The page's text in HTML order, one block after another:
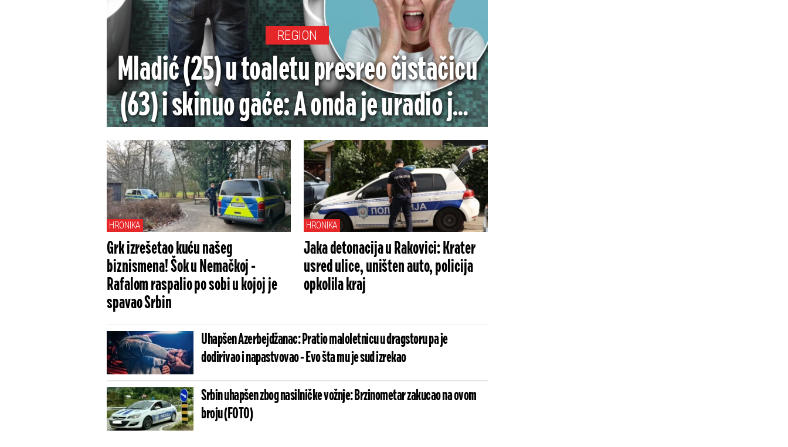
REGION
Mladić (25) u toaletu presreo čistačicu
(63) i skinuo gaće: A onda je uradio još
gnusniju stvar
HRONIKA
Grk izrešetao kuću našeg
biznismena! Šok u Nemačkoj -
Rafalom raspalio po sobi u kojoj je
spavao Srbin
HRONIKA
Jaka detonacija u Rakovici: Krater
usred ulice, uništen auto, policija
opkolila kraj
Uhapšen Azerbejdžanac: Pratio maloletnicu u dragstoru pa je
dodirivao i napastvovao - Evo šta mu je sud izrekao
Srbin uhapšen zbog nasilničke vožnje: Brzinometar zakucao na ovom
broju (FOTO)